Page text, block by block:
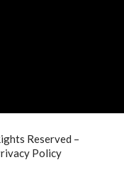
Reserved –
Policy